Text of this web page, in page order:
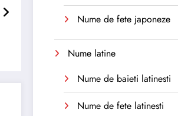
Nume de fete japoneze
Nume latine
Nume de baieti latinesti
Nume de fete latinesti